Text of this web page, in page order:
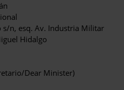
s/n, esq. Av. Industria Militar
Hidalgo
Dear Minister)